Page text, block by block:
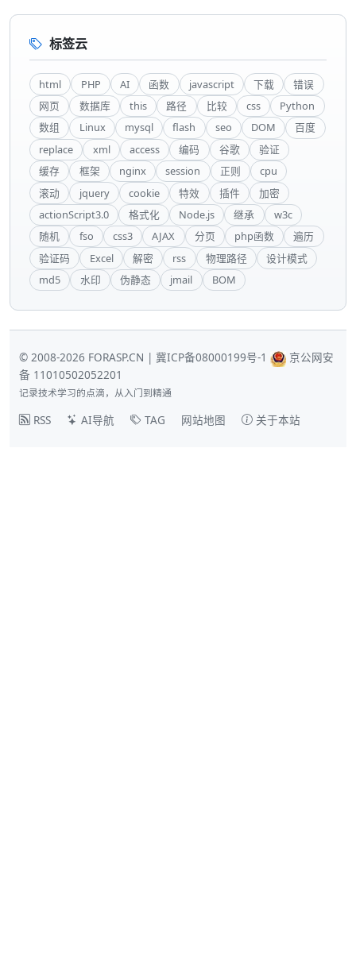
标签云
html PHP AI 函数 javascript 下载
错误
网页
数据库 this 路径 比较 css
Python
数组
Linux mysql flash seo DOM
百度
replace
xml access 编码 谷歌
验证
缓存
框架 nginx session 正则
cpu
滚动
jquery cookie 特效 插件
加密
actionScript3.0
格式化 Node.js 继承
w3c
随机
fso css3 AJAX 分页 php函数
遍历
验证码
Excel 解密 rss 物理路径
设计模式
md5
水印 伪静态 jmail BOM
© 2008-2026 FORASP.CN | 冀ICP备08000199号-1
京公网安
备 11010502052201
记录技术学习的点滴，从入门到精通
RSS AI导航 TAG 网站地图 关于本站